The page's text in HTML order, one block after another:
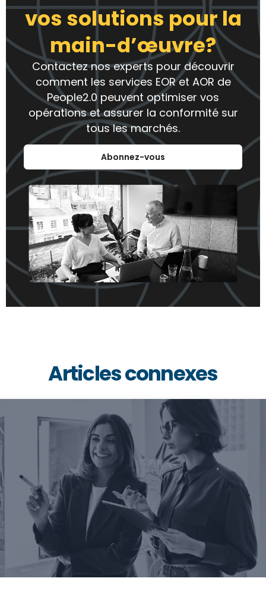
vos solutions pour la
main-d’œuvre?
Contactez nos experts pour découvrir
comment les services EOR et AOR de
People2.0 peuvent optimiser vos
opérations et assurer la conformité sur
tous les marchés.
Abonnez-vous
Articles connexes